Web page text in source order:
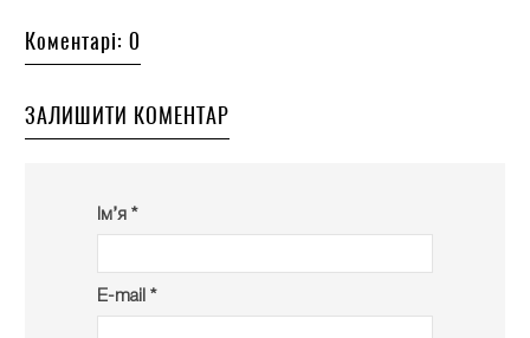
Коментарі: 0
ЗАЛИШИТИ КОМЕНТАР
Ім’я *
E-mail *